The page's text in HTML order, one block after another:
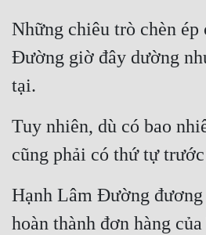
Những chiêu trò chèn ép
Đường giờ đây dường
tại.
Tuy nhiên, dù có bao
cũng phải có thứ tự trước
Hạnh Lâm Đường
hoàn thành đơn hàng